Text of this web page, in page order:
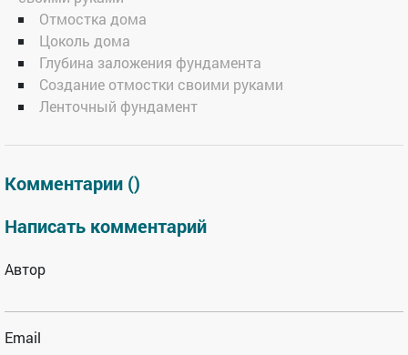
Отмостка дома
Цоколь дома
Глубина заложения фундамента
Создание отмостки своими руками
Ленточный фундамент
Комментарии ()
Написать комментарий
Автор
Email